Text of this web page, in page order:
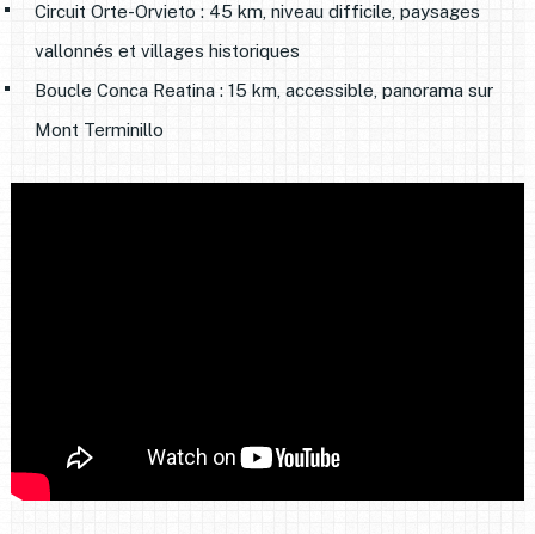
Circuit Orte-Orvieto : 45 km, niveau difficile, paysages
vallonnés et villages historiques
Boucle Conca Reatina : 15 km, accessible, panorama sur
Mont Terminillo